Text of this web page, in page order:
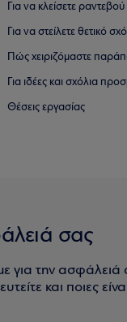
Για να κλείσετε
Για να στείλετε θετικό
Πώς χειριζόμαστε
Για ιδέες και σχόλια
Θέσεις εργασίας
σας
για την ασφάλειά
και ποιες